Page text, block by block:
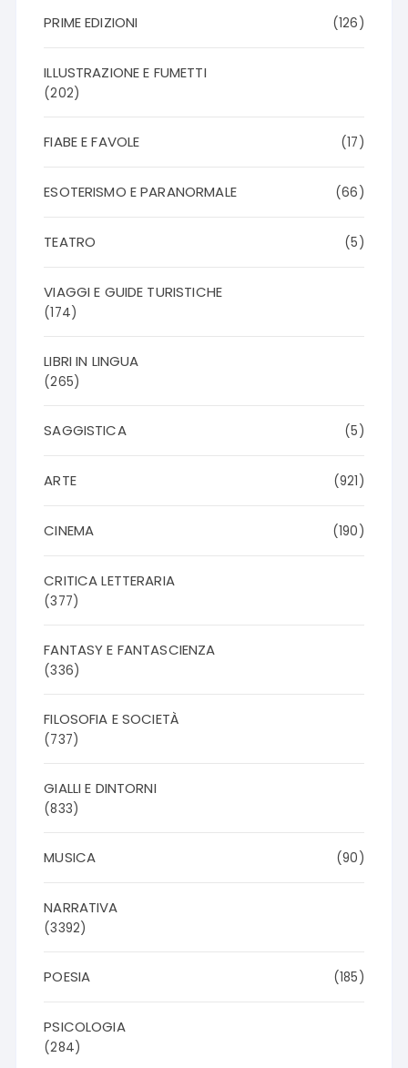
PRIME EDIZIONI (126)
ILLUSTRAZIONE E FUMETTI
(202)
FIABE E FAVOLE (17)
ESOTERISMO E PARANORMALE (66)
TEATRO (5)
VIAGGI E GUIDE TURISTICHE
(174)
LIBRI IN LINGUA
(265)
SAGGISTICA (5)
ARTE (921)
CINEMA (190)
CRITICA LETTERARIA
(377)
FANTASY E FANTASCIENZA
(336)
FILOSOFIA E SOCIETÀ
(737)
GIALLI E DINTORNI
(833)
MUSICA (90)
NARRATIVA
(3392)
POESIA (185)
PSICOLOGIA
(284)